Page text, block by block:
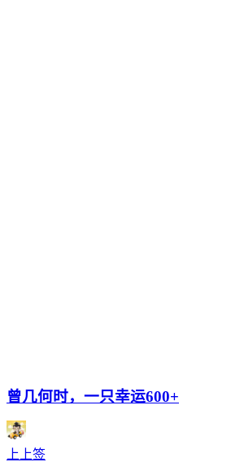
曾几何时，一只幸运600+
上上签